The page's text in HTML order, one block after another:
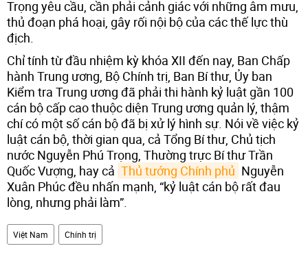
Trọng yêu cầu, cần phải cảnh giác với những âm mưu,
thủ đoạn phá hoại, gây rối nội bộ của các thế lực thù
địch.
Chỉ tính từ đầu nhiệm kỳ khóa XII đến nay, Ban Chấp
hành Trung ương, Bộ Chính trị, Ban Bí thư, Ủy ban
Kiểm tra Trung ương đã phải thi hành kỷ luật gần 100
cán bộ cấp cao thuộc diện Trung ương quản lý, thậm
chí có một số cán bộ đã bị xử lý hình sự. Nói về việc kỷ
luật cán bộ, thời gian qua, cả Tổng Bí thư, Chủ tịch
nước Nguyễn Phú Trọng, Thường trực Bí thư Trần
Quốc Vượng, hay cả Thủ tướng Chính phủ Nguyễn
Xuân Phúc đều nhấn mạnh, “kỷ luật cán bộ rất đau
lòng, nhưng phải làm”.
Việt Nam Chính trị